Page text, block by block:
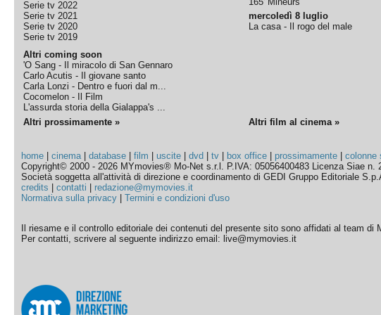
Serie tv 2022
Serie tv 2021
Serie tv 2020
Serie tv 2019
Altri coming soon
'O Sang - Il miracolo di San Gennaro
Carlo Acutis - Il giovane santo
Carla Lonzi - Dentro e fuori dal m...
Cocomelon - Il Film
L'assurda storia della Gialappa's ...
mercoledì 8 luglio
La casa - Il rogo del male
Altri prossimamente » Altri film al cinema »
home |cinema|database |film |uscite |dvd |tv box office prossimamente |colonne
Copyright© 2000 - 2026 MYmovies® Mo-Net s.r.l. P.IVA: 05056400483 Licenza Siae n.
Società soggetta all'attività di direzione e coordinamento di GEDI Gruppo Editoriale
credits |contatti
redazione@mymovies.it
Normativa sulla privacy |Termini e condizioni d'uso
Il riesame e il controllo editoriale dei contenuti del presente sito sono affidati al team di
Per contatti, scrivere al seguente indirizzo email: live@mymovies.it